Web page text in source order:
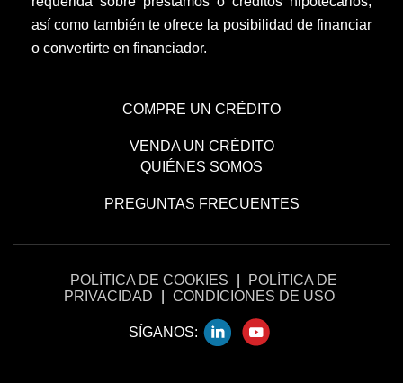
así como también te ofrece la posibilidad de financiar
o convertirte en financiador.
COMPRE UN CRÉDITO
VENDA UN CRÉDITO
QUIÉNES SOMOS
PREGUNTAS FRECUENTES
POLÍTICA DE COOKIES
POLÍTICA DE
PRIVACIDAD
CONDICIONES DE USO
SÍGANOS: